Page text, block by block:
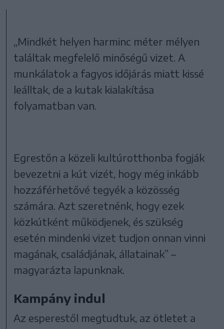
„Mindkét helyen harminc méter mélyen
találtak megfelelő minőségű vizet. A
munkálatok a fagyos időjárás miatt kissé
leálltak, de a kutak kialakítása
folyamatban van.
Egrestőn a közeli kultúrotthonba fogják
bevezetni a kút vizét, hogy még inkább
hozzáférhetővé tegyék a közösség
számára. Azt szeretnénk, hogy ezek
közkútként működjenek, és szükség
esetén mindenki vizet tudjon onnan vinni
magának, családjának, állatainak” –
magyarázta lapunknak.
Kampány indul
Az esperestől megtudtuk, az ötletet a